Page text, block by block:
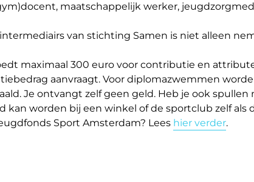
maatschappelijk werker,
van stichting Samen is niet alleen
maximaal 300 euro voor contributie en
aanvraagt. Voor diplomazwemmen
Je ontvangt zelf geen geld. Heb je ook
kan worden bij een winkel of de sportclub zelf
Sport Amsterdam? Lees hier verder.